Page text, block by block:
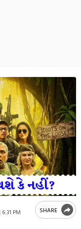
PM SHARE